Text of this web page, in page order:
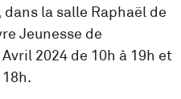
la salle Raphaël de
Jeunesse de
2024 de 10h à 19h et